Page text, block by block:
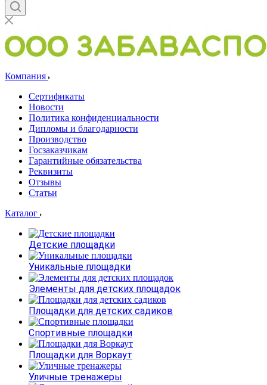
Компания
Сертификаты
Новости
Политика конфиденциальности
Дипломы и благодарности
Производство
Госзаказчикам
Гарантийные обязательства
Реквизиты
Отзывы
Статьи
Каталог
Детские площадки
Уникальные площадки
Элементы для детских площадок
Площадки для детских садиков
Спортивные площадки
Площадки для Воркаут
Уличные тренажеры